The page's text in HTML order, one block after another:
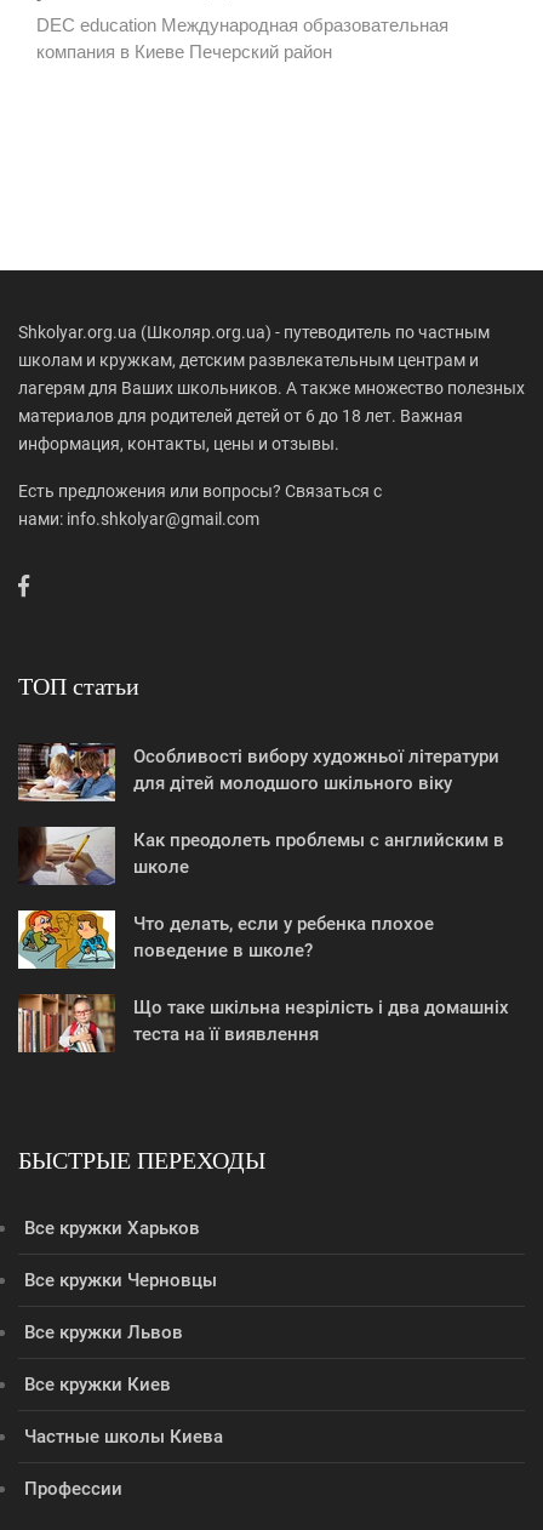
DEC education Международная образовательная
компания в Киеве Печерский район
Shkolyar.org.ua (Школяр.org.ua) - путеводитель по частным
школам и кружкам, детским развлекательным центрам и
лагерям для Ваших школьников. А также множество полезных
материалов для родителей детей от 6 до 18 лет. Важная
информация, контакты, цены и отзывы.
Есть предложения или вопросы? Связаться с
нами: info.shkolyar@gmail.com
ТОП статьи
Особливості вибору художньої літератури
для дітей молодшого шкільного віку
Как преодолеть проблемы с английским в
школе
Что делать, если у ребенка плохое
поведение в школе?
Що таке шкільна незрілість і два домашніх
теста на її виявлення
БЫСТРЫЕ ПЕРЕХОДЫ
Все кружки Харьков
Все кружки Черновцы
Все кружки Львов
Все кружки Киев
Частные школы Киева
Профессии